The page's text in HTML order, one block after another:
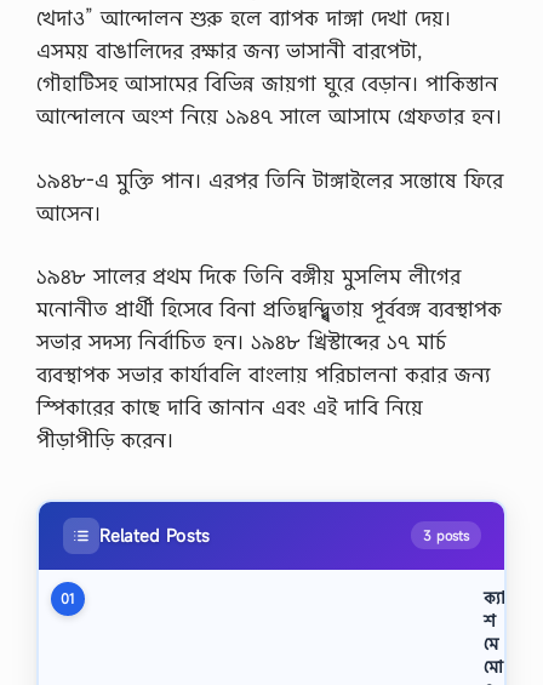
খেদাও” আন্দোলন শুরু হলে ব্যাপক দাঙ্গা দেখা দেয়।
এসময় বাঙালিদের রক্ষার জন্য ভাসানী বারপেটা,
গৌহাটিসহ আসামের বিভিন্ন জায়গা ঘুরে বেড়ান। পাকিস্তান
আন্দোলনে অংশ নিয়ে ১৯৪৭ সালে আসামে গ্রেফতার হন।
১৯৪৮-এ মুক্তি পান। এরপর তিনি টাঙ্গাইলের সন্তোষে ফিরে
আসেন।
১৯৪৮ সালের প্রথম দিকে তিনি বঙ্গীয় মুসলিম লীগের
মনোনীত প্রার্থী হিসেবে বিনা প্রতিদ্বন্দ্ব্বিতায় পূর্ববঙ্গ ব্যবস্থাপক
সভার সদস্য নির্বাচিত হন। ১৯৪৮ খ্রিস্টাব্দের ১৭ মার্চ
ব্যবস্থাপক সভার কার্যাবলি বাংলায় পরিচালনা করার জন্য
স্পিকারের কাছে দাবি জানান এবং এই দাবি নিয়ে
পীড়াপীড়ি করেন।
Related Posts 3 posts
01
ক্যা
শ
মে
মো